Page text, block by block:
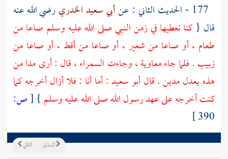
أبي سعيد الخدريرضي الله عنه
قال { كنا نعطيها في زمن النبي صلى الله عليه وسلم صاعا من
طعام ، أو صاعا من شعير ، أو صاعا من أقط ، أو صاعا من
زبيب . فلما جاءمعاوية، وجاءت السمراء ، قال : أرى مدا من
هذه يعدل مدين . قالأبو سعيد: أما أنا : فلا أزال أخرجه كما
كنت أخرجه على عهد رسول الله صلى الله عليه وسلم }
[ص:
390 ]
التالي السابق